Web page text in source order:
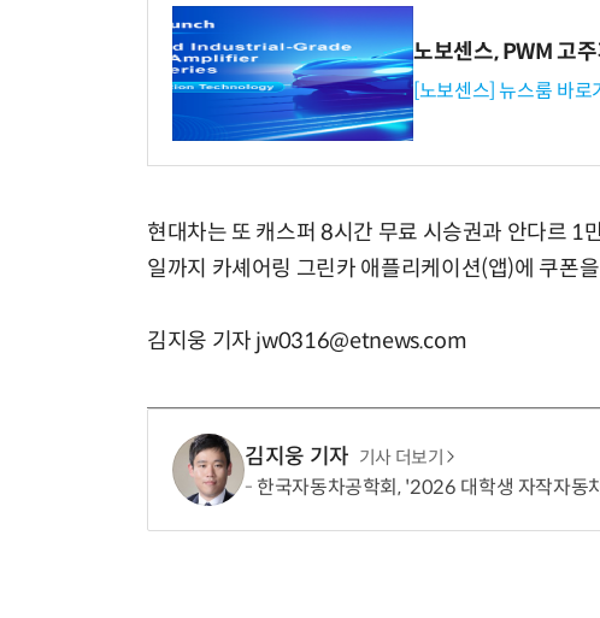
노보센스, PWM 고
[노보센스] 뉴스룸 바로
현대차는 또 캐스퍼 8시간 무료 시승권과 안다르
일까지 카셰어링 그린카 애플리케이션(앱)에 쿠폰
김지웅 기자 jw0316@etnews.com
김지웅 기자 기사 더보기
한국자동차공학회, '2026 대학생 자작자동